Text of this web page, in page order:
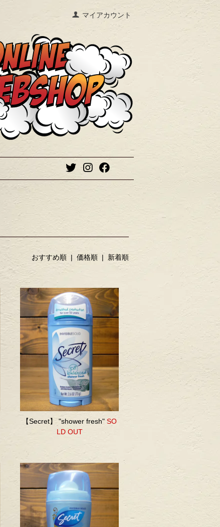
マイアカウント
おすすめ順 | 価格順 | 新着順
【Secret】 "shower fresh" SO
LD OUT